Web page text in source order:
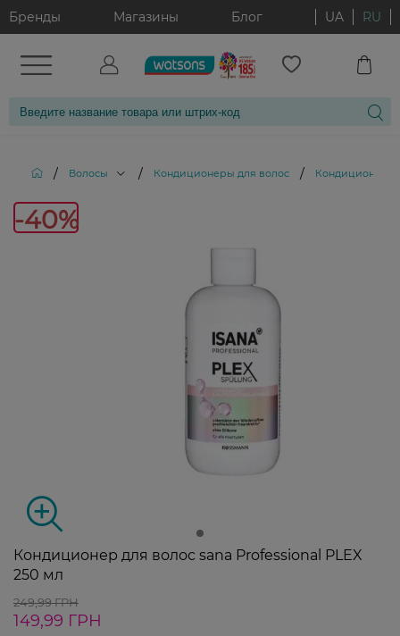
Бренды Магазины Блог UA RU
/ Волосы / Кондиционеры для волос / Кондиционер
-40%
Кондиционер для волос sana Professional PLEX
250 мл
249,99 ГРН
149,99 ГРН